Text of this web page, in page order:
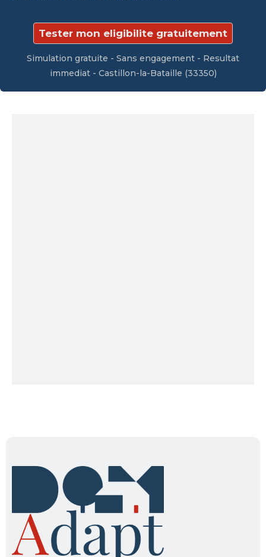
Tester mon eligibilite gratuitement
Simulation gratuite - Sans engagement - Resultat
immediat - Castillon-la-Bataille (33350)